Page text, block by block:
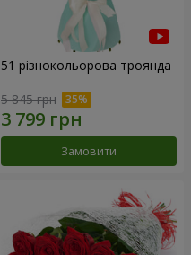
51 різнокольорова троянда
5 845 грн
Замовити